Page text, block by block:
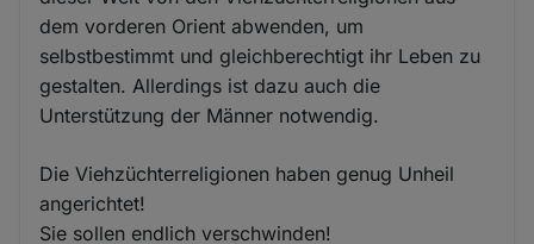
dem vorderen Orient abwenden, um
selbstbestimmt und gleichberechtigt ihr Leben zu
gestalten. Allerdings ist dazu auch die
Unterstützung der Männer notwendig.
Die Viehzüchterreligionen haben genug Unheil
angerichtet!
Sie sollen endlich verschwinden!